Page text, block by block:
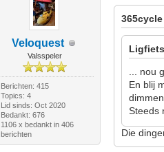
Veloquest
Valsspeler
Berichten: 415
Topics: 4
Lid sinds: Oct 2020
Bedankt: 676
1106 x bedankt in 406
berichten
... nou
En blij
Steeds
Die